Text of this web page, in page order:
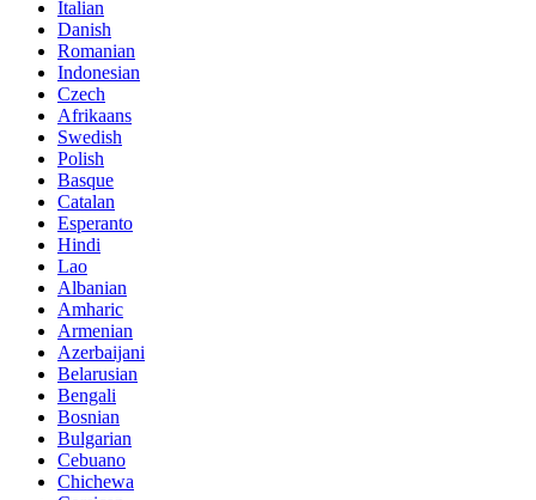
Italian
Danish
Romanian
Indonesian
Czech
Afrikaans
Swedish
Polish
Basque
Catalan
Esperanto
Hindi
Lao
Albanian
Amharic
Armenian
Azerbaijani
Belarusian
Bengali
Bosnian
Bulgarian
Cebuano
Chichewa